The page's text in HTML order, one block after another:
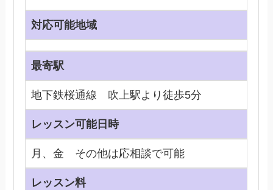
対応可能地域
最寄駅
地下鉄桜通線 吹上駅より徒歩5分
レッスン可能日時
月、金 その他は応相談で可能
レッスン料